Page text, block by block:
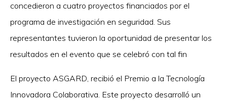
concedieron a cuatro proyectos financiados por el
programa de investigación en seguridad. Sus
representantes tuvieron la oportunidad de presentar los
resultados en el evento que se celebró con tal fin
El proyecto ASGARD, recibió el Premio a la Tecnología
Innovadora Colaborativa. Este proyecto desarrolló un